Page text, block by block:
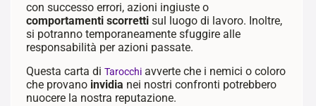
con successo errori, azioni ingiuste o
comportamenti scorrettisul luogo di lavoro. Inoltre,
si potranno temporaneamente sfuggire alle
responsabilità per azioni passate.
Questa carta di Tarocchiavverte che i nemici o coloro
che provano invidia nei nostri confronti potrebbero
nuocere la nostra reputazione.